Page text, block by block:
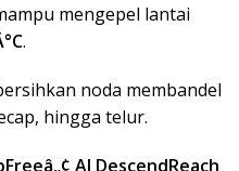
mengepel lantai
.
noda membandel
hingga telur.
AI DescendReach